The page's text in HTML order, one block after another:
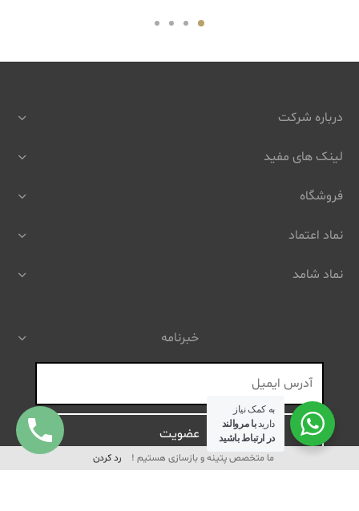
نماد اعتماد
نماد شامد
خبرنامه
لینک های مفید
فروشگاه
درباره شرکت
ما متخصص پتینه و بازسازی هستیم ! رد کردن
به کمک نیاز
داریدبا مروالند
در ارتباط باشید